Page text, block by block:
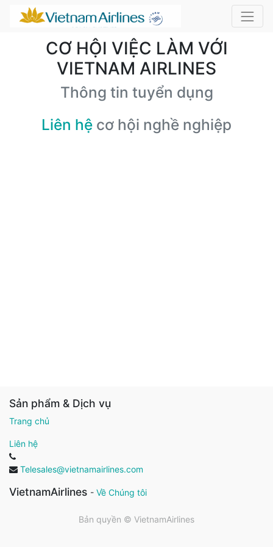
CƠ HỘI VIỆC LÀM VỚI
VIETNAM AIRLINES
Thông tin tuyển dụng
Liên hệ cơ hội nghề nghiệp
Sản phẩm & Dịch vụ
Trang chủ
Liên hệ
Telesales@vietnamairlines.com
VietnamAirlines - Về Chúng tôi
Bản quyền © VietnamAirlines